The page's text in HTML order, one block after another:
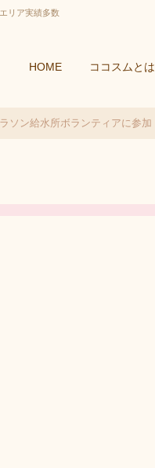
リア実績多数
HOME ココスムとは
ソン給水所ボランティアに参加